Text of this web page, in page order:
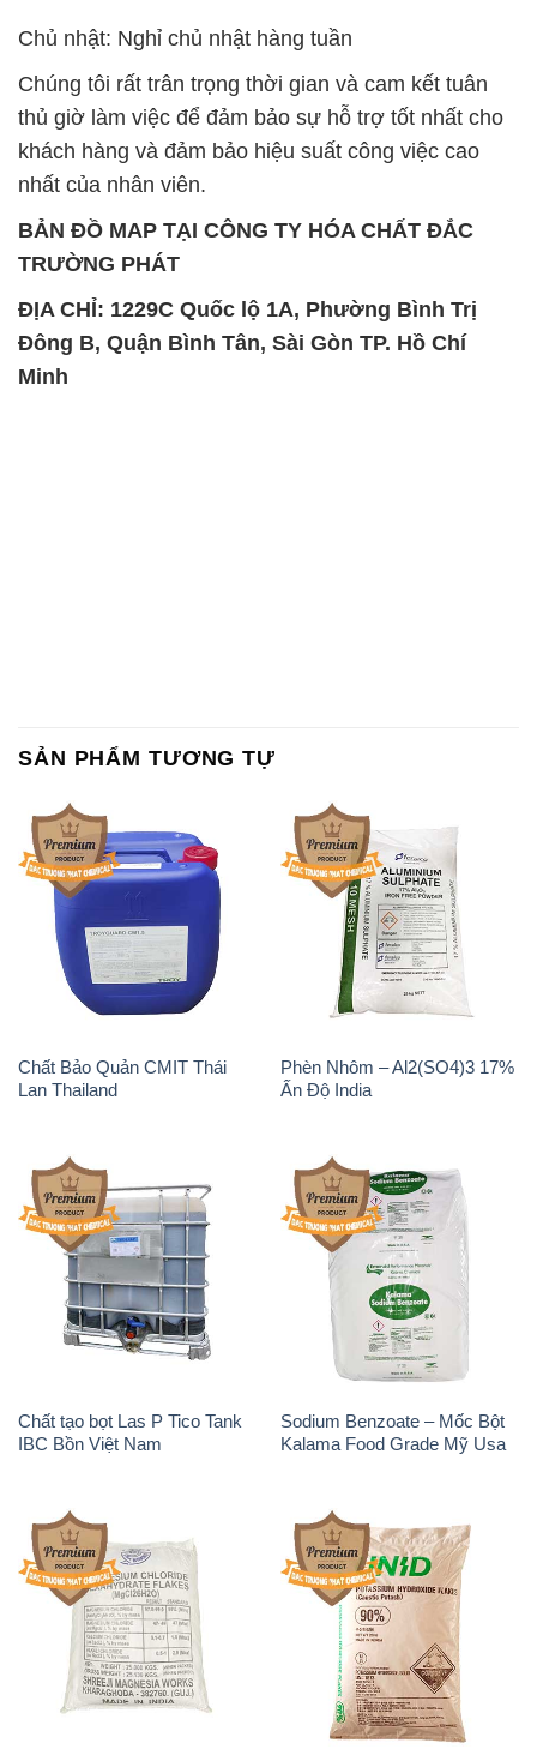
nhất của nhân viên.
BẢN ĐỒ MAP TẠI CÔNG TY HÓA CHẤT ĐẮC
TRƯỜNG PHÁT
ĐỊA CHỈ: 1229C Quốc lộ 1A, Phường Bình Trị
Đông B, Quận Bình Tân, Sài Gòn TP. Hồ Chí
Minh
Chất Bảo Quản CMIT Thái
Lan Thailand
Phèn Nhôm – Al2(SO4)3 17%
Ấn Độ India
Chất tạo bọt Las P Tico Tank
IBC Bồn Việt Nam
Sodium Benzoate – Mốc Bột
Kalama Food Grade Mỹ Usa
Magie Clorua – MGCL2 Dạng
Vảy Shreeji Magnesia Works
Ấn Độ India
KOH ( 90%) – Potassium
Hydroxide Unid Hàn Quốc